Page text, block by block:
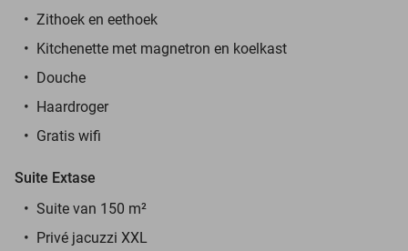
Zithoek en eethoek
Kitchenette met magnetron en koelkast
Douche
Haardroger
Gratis wifi
Suite Extase
Suite van 150 m²
Privé jacuzzi XXL